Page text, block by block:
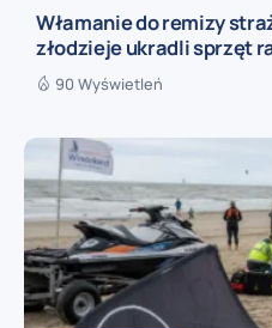
Włamanie do remizy
złodzieje ukradli sprzęt
90 Wyświetleń